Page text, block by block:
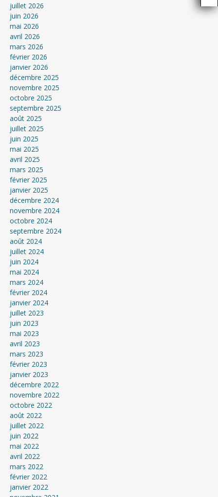
juillet 2026
juin 2026
mai 2026
avril 2026
mars 2026
février 2026
janvier 2026
décembre 2025
novembre 2025
octobre 2025
septembre 2025
août 2025
juillet 2025
juin 2025
mai 2025
avril 2025
mars 2025
février 2025
janvier 2025
décembre 2024
novembre 2024
octobre 2024
septembre 2024
août 2024
juillet 2024
juin 2024
mai 2024
mars 2024
février 2024
janvier 2024
juillet 2023
juin 2023
mai 2023
avril 2023
mars 2023
février 2023
janvier 2023
décembre 2022
novembre 2022
octobre 2022
août 2022
juillet 2022
juin 2022
mai 2022
avril 2022
mars 2022
février 2022
janvier 2022